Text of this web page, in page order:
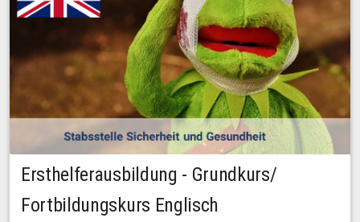
Ersthelferausbildung - Grundkurs/
Fortbildungskurs Englisch